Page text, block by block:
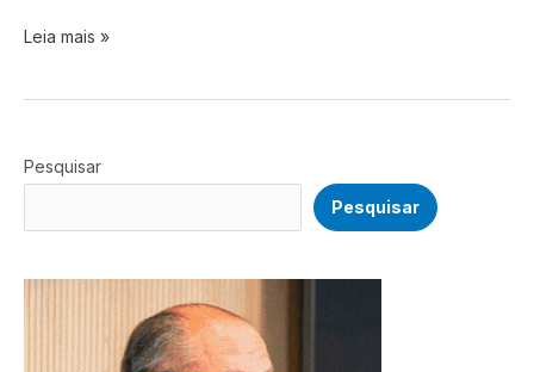
médico
Leia mais »
Pesquisar
Pesquisar